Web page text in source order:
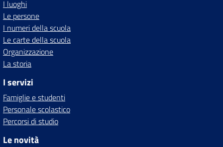
I luoghi
Le persone
I numeri della scuola
Le carte della scuola
Organizzazione
La storia
I servizi
Famiglie e studenti
Personale scolastico
Percorsi di studio
Le novità